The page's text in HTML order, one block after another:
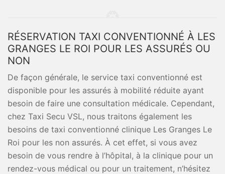
RÉSERVATION TAXI CONVENTIONNÉ À LES
GRANGES LE ROI POUR LES ASSURÉS OU
NON
De façon générale, le service taxi conventionné est
disponible pour les assurés à mobilité réduite ayant
besoin de faire une consultation médicale. Cependant,
chez Taxi Secu VSL, nous traitons également les
besoins de taxi conventionné clinique Les Granges Le
Roi pour les non assurés. À cet effet, si vous avez
besoin de vous rendre à l’hôpital, à la clinique pour un
rendez-vous médical ou pour un traitement, n’hésitez